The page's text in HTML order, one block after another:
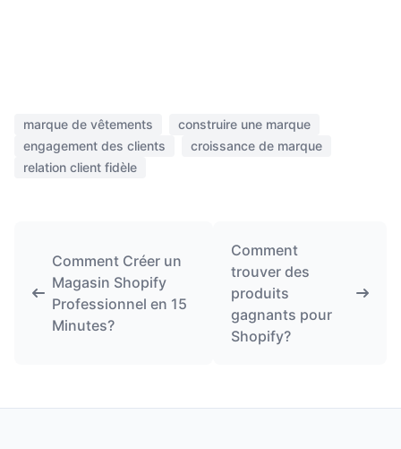
marque de vêtements
construire une marque
engagement des clients
croissance de marque
relation client fidèle
Comment Créer un
Magasin Shopify
Professionnel en 15
Minutes?
Comment
trouver des
produits
gagnants pour
Shopify?